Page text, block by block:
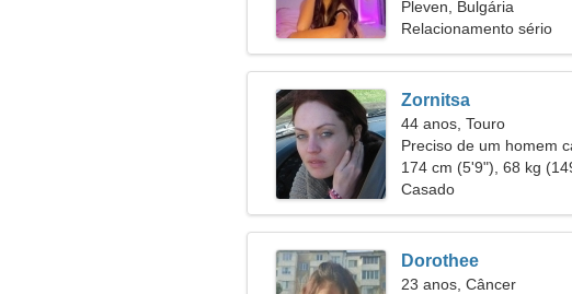
Pleven, Bulgária
Relacionamento sério
Zornitsa
44 anos, Touro
Preciso de um homem
juntos
174 cm (5'9"), 68 kg
Casado
Dorothee
23 anos, Câncer